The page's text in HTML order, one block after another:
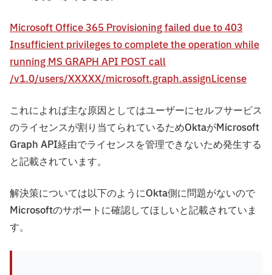
Microsoft Office 365 Provisioning failed due to 403
Insufficient privileges to complete the operation while
running MS GRAPH API POST call
/v1.0/users/XXXXX/microsoft.graph.assignLicense
これによれば主な原因としてはユーザーにセルフサービス
のライセンスが割り当てられているためOktaがMicrosoft
Graph API経由でライセンスを管理できないため発生する
と記載されています。
解決策については以下のようにOkta側に問題がないので
Microsoftのサポートに確認してほしいと記載されていま
す。